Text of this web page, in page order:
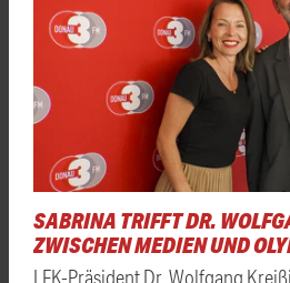
SABRINA TRIFFT DR.
WISCHEN MEDIEN UND
LFK-Präsident Dr. Wolfgang